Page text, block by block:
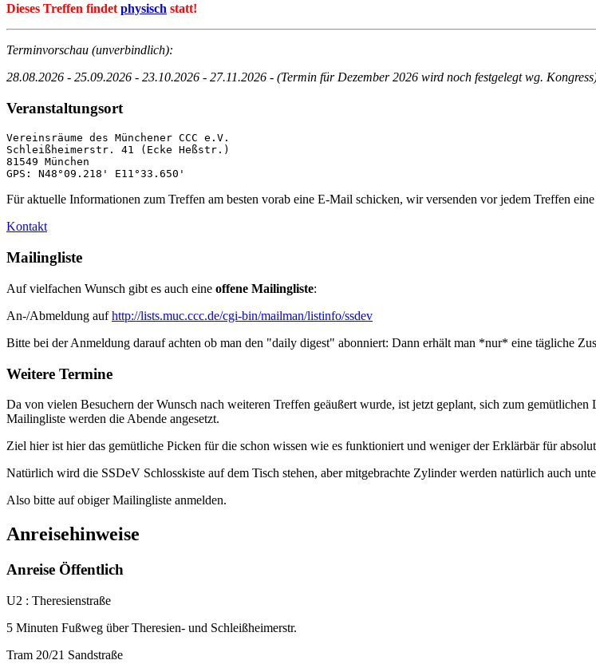
Dieses Treffen findet physisch statt!
Terminvorschau (unverbindlich):
28.08.2026 - 25.09.2026 - 23.10.2026 - 27.11.2026 - (Termin für Dezember 2026 wird noch festgelegt wg.
Veranstaltungsort
Vereinsräume des Münchener CCC e.V.
Schleißheimerstr. 41 (Ecke Heßstr.)
81549 München
Für aktuelle Informationen zum Treffen am besten vorab eine E-Mail schicken, wir versenden vor jedem Treffen
Kontakt
Mailingliste
Auf vielfachen Wunsch gibt es auch eine offene Mailingliste:
An-/Abmeldung aufhttp://lists.muc.ccc.de/cgi-bin/mailman/listinfo/ssdev
Bitte bei der Anmeldung darauf achten ob man den "daily digest" abonniert: Dann erhält man *nur* eine tägliche
Weitere Termine
Da von vielen Besuchern der Wunsch nach weiteren Treffen geäußert wurde, ist jetzt geplant, sich zum
Mailingliste werden die Abende angesetzt.
Ziel hier ist hier das gemütliche Picken für die schon wissen wie es funktioniert und weniger der Erklärbär für
Natürlich wird die SSDeV Schlosskiste auf dem Tisch stehen, aber mitgebrachte Zylinder werden natürlich auch
Also bitte auf obiger Mailingliste anmelden.
Anreisehinweise
Anreise Öffentlich
U2 : Theresienstraße
5 Minuten Fußweg über Theresien- und Schleißheimerstr.
Tram 20/21 Sandstraße